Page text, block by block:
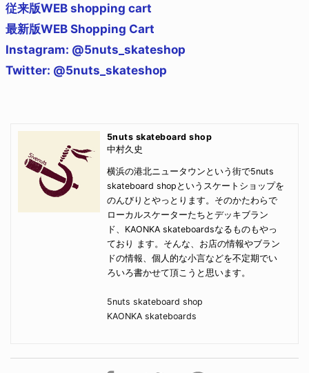
従来版WEB shopping cart
最新版WEB Shopping Cart
Instagram: @5nuts_skateshop
Twitter: @5nuts_skateshop
5nuts skateboard shop
中村久史
横浜の港北ニュータウンという街で5nuts
skateboard shopというスケートショップを
のんびりとやっとります。そのかたわらで
ローカルスケーターたちとデッキブラン
ド、KAONKA skateboardsなるものもやっ
ており ます。そんな、お店の情報やブラン
ドの情報、個人的な小言などを不定期でい
ろいろ書かせて頂こうと思います。
5nuts skateboard shop
KAONKA skateboards